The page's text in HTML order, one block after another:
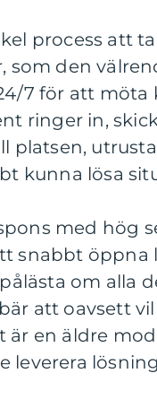
process att
som den
7 för att
ringer in,
platsen,
kunna lösa
med hög
snabbt öppna
om alla
att oavsett
är en äldre